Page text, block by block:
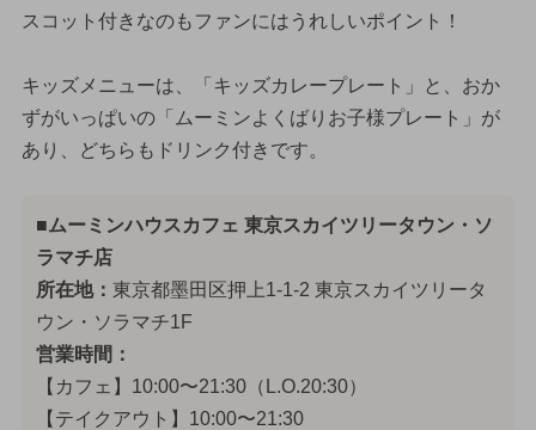
スコット付きなのもファンにはうれしいポイント！
キッズメニューは、「キッズカレープレート」と、おか
ずがいっぱいの「ムーミンよくばりお子様プレート」が
あり、どちらもドリンク付きです。
■ムーミンハウスカフェ 東京スカイツリータウン・ソ
ラマチ店
所在地： 東京都墨田区押上1-1-2 東京スカイツリータ
ウン・ソラマチ1F
営業時間：
【カフェ】10:00〜21:30（L.O.20:30）
【テイクアウト】10:00〜21:30